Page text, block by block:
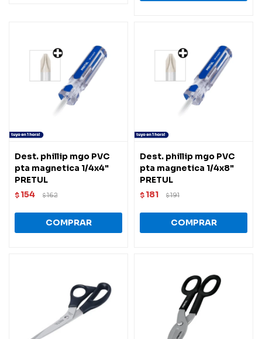
Dest. phillip mgo PVC
pta magnetica 1/4x4"
PRETUL
$ 154 $162
Dest. phillip mgo PVC
pta magnetica 1/4x8"
PRETUL
$ 181 $191